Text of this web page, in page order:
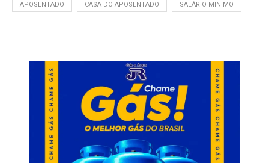
APOSENTADO CASA DO APOSENTADO SALÁRIO MINIMO